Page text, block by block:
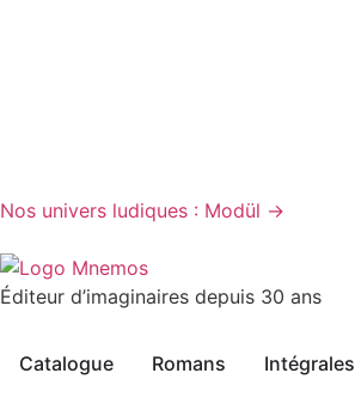
Nos univers ludiques : Modül →
Éditeur d’imaginaires depuis 30 ans
Catalogue Romans Intégrales